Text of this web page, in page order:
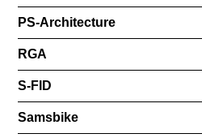
PS-Architecture
RGA
S-FID
Samsbike